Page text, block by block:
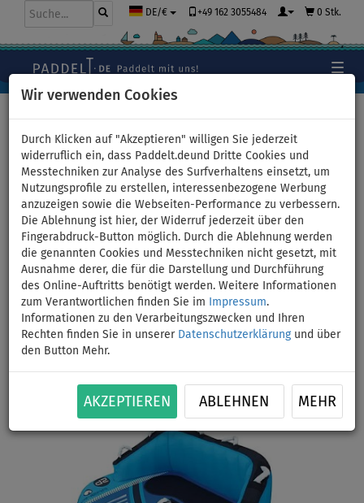
Wir verwenden Cookies
Durch Klicken auf "Akzeptieren" willigen Sie jederzeit
widerruflich ein, dass Paddelt.deund Dritte Cookies und
Messtechniken zur Analyse des Surfverhaltens einsetzt, um
Nutzungsprofile zu erstellen, interessenbezogene Werbung
anzuzeigen sowie die Webseiten-Performance zu verbessern.
Die Ablehnung ist hier, der Widerruf jederzeit über den
Fingerabdruck-Button möglich. Durch die Ablehnung werden
die genannten Cookies und Messtechniken nicht gesetzt, mit
Ausnahme derer, die für die Darstellung und Durchführung
des Online-Auftritts benötigt werden. Weitere Informationen
zum Verantwortlichen finden Sie im
Impressum.
Informationen zu den Verarbeitungszwecken und Ihren
Rechten finden Sie in unserer Datenschutzerklärungund über
den Button Mehr.
AKZEPTIEREN ABLEHNEN MEHR
DE/€ +49 162 3055484 0 Stk.
Tube SPINERA LET'S GO 2
Towable 2 Personen -
Variante: Grund-Set
VERSAND
GRATIS
Previous